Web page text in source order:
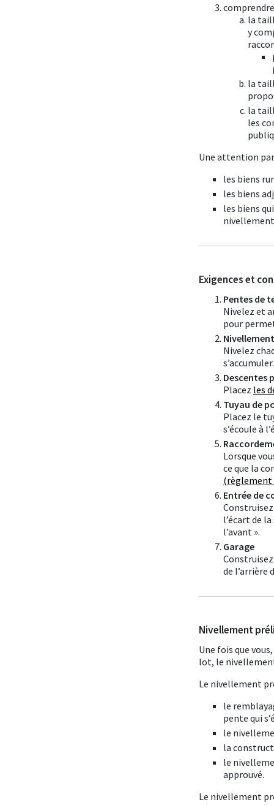
la
y
la
la
les
Une attention
les biens
les biens
les biens
Exigences et
Pentes de
Nivelez et
pour
Nivelez
s’accumuler.
Descentes
Placez les
Tuyau de
Placez le
s’écoule à
Lorsque
ce que la
(règlement
Entrée de
Construisez
l’écart de
l’avant ».
Garage
de l’arrière
Nivellement
Une fois que
lot, le
Le nivellement
le
pente qui
le
la
le
approuvé.
Le nivellement